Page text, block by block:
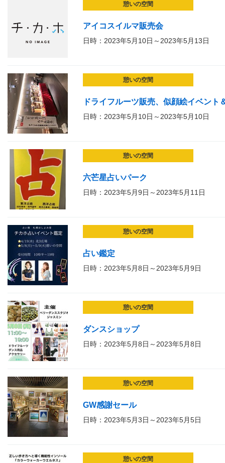
憩いの空間
アイコスイルマ販売会
日時：2023年5月10日～2023年5月13日
憩いの空間
ドライフルーツ販売、似顔絵イベント
日時：2023年5月10日～2023年5月10日
憩いの空間
六芒星占いパーク
日時：2023年5月9日～2023年5月11日
憩いの空間
占い鑑定
日時：2023年5月8日～2023年5月9日
憩いの空間
ダンスショップ
日時：2023年5月8日～2023年5月8日
憩いの空間
GW感謝セール
日時：2023年5月3日～2023年5月5日
憩いの空間